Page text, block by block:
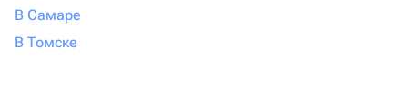
В Самаре
В Томске